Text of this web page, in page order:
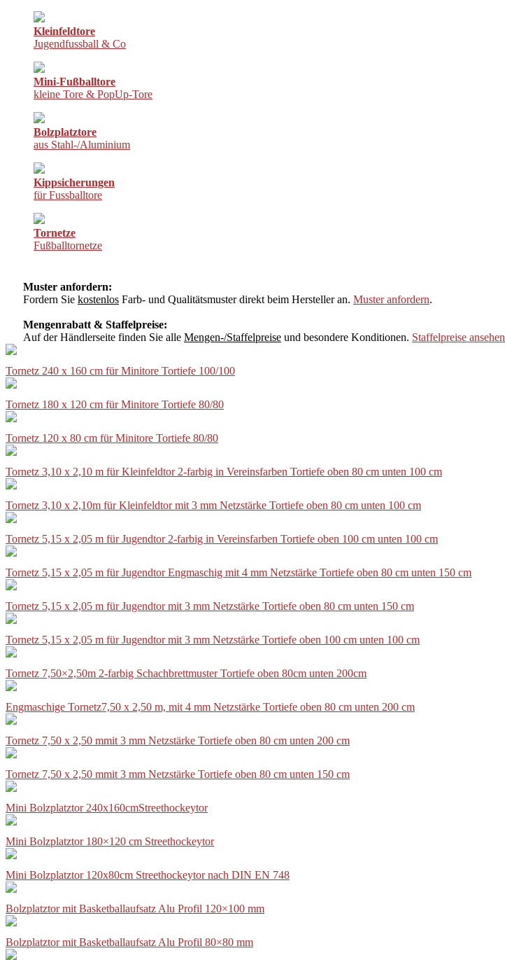
Kleinfeldtore
Jugendfussball & Co
Mini-Fußballtore
kleine Tore & PopUp-Tore
Bolzplatztore
aus Stahl-/Aluminium
Kippsicherungen
für Fussballtore
Tornetze
Fußballtornetze
Muster anfordern:
Fordern Sie kostenlos Farb- und Qualitätsmuster direkt beim Hersteller an. Muster anfordern.
Mengenrabatt & Staffelpreise:
Auf der Händlerseite finden Sie alle Mengen-/Staffelpreise und besondere Konditionen. Staffelpreise ansehen
Tornetz 240 x 160 cm für Minitore Tortiefe 100/100
Tornetz 180 x 120 cm für Minitore Tortiefe 80/80
Tornetz 120 x 80 cm für Minitore Tortiefe 80/80
Tornetz 3,10 x 2,10 m für Kleinfeldtor 2-farbig in Vereinsfarben Tortiefe oben 80 cm unten 100 cm
Tornetz 3,10 x 2,10m für Kleinfeldtor mit 3 mm Netzstärke Tortiefe oben 80 cm unten 100 cm
Tornetz 5,15 x 2,05 m für Jugendtor 2-farbig in Vereinsfarben Tortiefe oben 100 cm unten 100 cm
Tornetz 5,15 x 2,05 m für Jugendtor Engmaschig mit 4 mm Netzstärke Tortiefe oben 80 cm unten 150 cm
Tornetz 5,15 x 2,05 m für Jugendtor mit 3 mm Netzstärke Tortiefe oben 80 cm unten 150 cm
Tornetz 5,15 x 2,05 m für Jugendtor mit 3 mm Netzstärke Tortiefe oben 100 cm unten 100 cm
Tornetz 7,50×2,50m 2-farbig Schachbrettmuster Tortiefe oben 80cm unten 200cm
Engmaschige Tornetz7,50 x 2,50 m, mit 4 mm Netzstärke Tortiefe oben 80 cm unten 200 cm
Tornetz 7,50 x 2,50 mmit 3 mm Netzstärke Tortiefe oben 80 cm unten 200 cm
Tornetz 7,50 x 2,50 mmit 3 mm Netzstärke Tortiefe oben 80 cm unten 150 cm
Mini Bolzplatztor 240x160cmStreethockeytor
Mini Bolzplatztor 180×120 cm Streethockeytor
Mini Bolzplatztor 120x80cm Streethockeytor nach DIN EN 748
Bolzplatztor mit Basketballaufsatz Alu Profil 120×100 mm
Bolzplatztor mit Basketballaufsatz Alu Profil 80×80 mm